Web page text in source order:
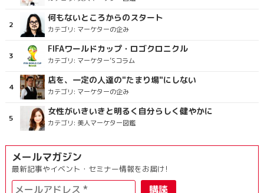
何もないところからのスタート
カテゴリ: マーケターの企み
FIFAワールドカップ・ロゴクロニクル
カテゴリ: マーケター’Sコラム
店を、一定の人達の"たまり場"にしない
カテゴリ: マーケターの企み
女性がいきいきと明るく自分らしく健やかに
カテゴリ: 美人マーケター図鑑
メールマガジン
最新記事やイベント・セミナー情報をお届け!